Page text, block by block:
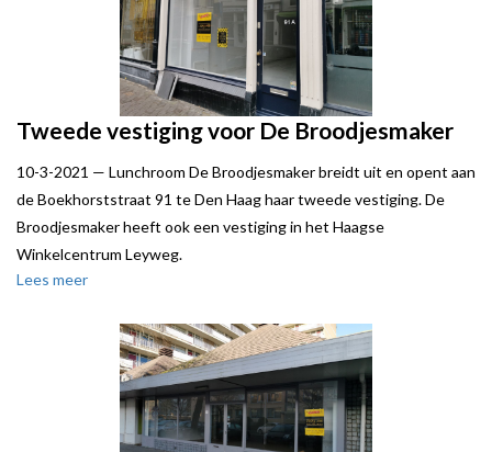
Tweede vestiging voor De Broodjesmaker
10-3-2021 — Lunchroom De Broodjesmaker breidt uit en opent aan
de Boekhorststraat 91 te Den Haag haar tweede vestiging. De
Broodjesmaker heeft ook een vestiging in het Haagse
Winkelcentrum Leyweg.
Lees meer